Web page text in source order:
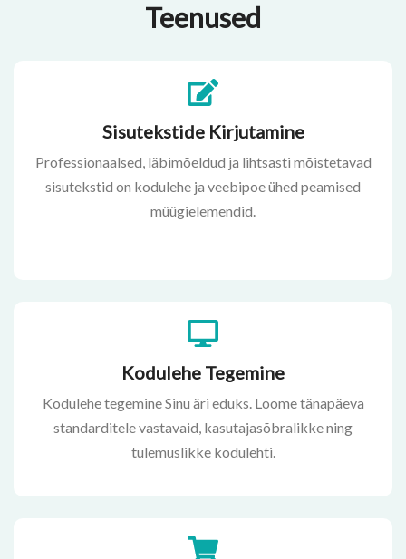
Teenused
Sisutekstide Kirjutamine
Professionaalsed, läbimõeldud ja lihtsasti mõistetavad
sisutekstid on kodulehe ja veebipoe ühed peamised
müügielemendid.
Kodulehe Tegemine
Kodulehe tegemine Sinu äri eduks. Loome tänapäeva
standarditele vastavaid, kasutajasõbralikke ning
tulemuslikke kodulehti.